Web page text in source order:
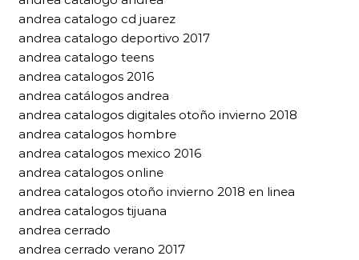
andrea catalogo cd juarez
andrea catalogo deportivo 2017
andrea catalogo teens
andrea catalogos 2016
andrea catálogos andrea
andrea catalogos digitales otoño invierno 2018
andrea catalogos hombre
andrea catalogos mexico 2016
andrea catalogos online
andrea catalogos otoño invierno 2018 en linea
andrea catalogos tijuana
andrea cerrado
andrea cerrado verano 2017